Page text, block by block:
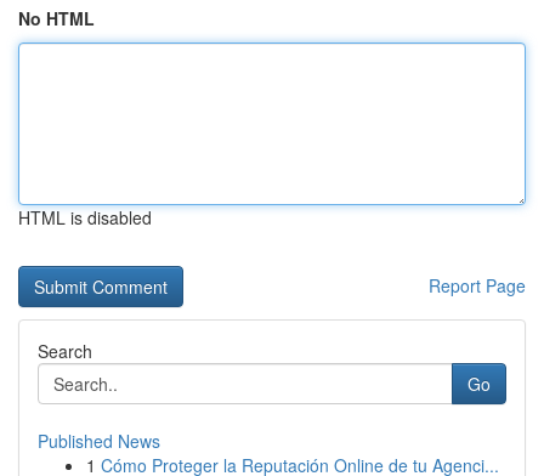
No HTML
HTML is disabled
Report Page
Search
Go
Published News
1 Cómo Proteger la Reputación Online de tu Agenci...